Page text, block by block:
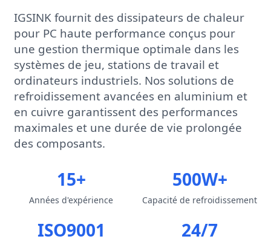
IGSINK fournit des dissipateurs de chaleur
pour PC haute performance conçus pour
une gestion thermique optimale dans les
systèmes de jeu, stations de travail et
ordinateurs industriels. Nos solutions de
refroidissement avancées en aluminium et
en cuivre garantissent des performances
maximales et une durée de vie prolongée
des composants.
15+
Années d'expérience
500W+
Capacité de refroidissement
ISO9001 24/7